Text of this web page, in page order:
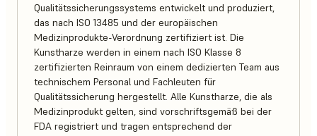
Qualitätssicherungssystems entwickelt und produziert,
das nach ISO 13485 und der europäischen
Medizinprodukte-Verordnung zertifiziert ist. Die
Kunstharze werden in einem nach ISO Klasse 8
zertifizierten Reinraum von einem dedizierten Team aus
technischem Personal und Fachleuten für
Qualitätssicherung hergestellt. Alle Kunstharze, die als
Medizinprodukt gelten, sind vorschriftsgemäß bei der
FDA registriert und tragen entsprechend der